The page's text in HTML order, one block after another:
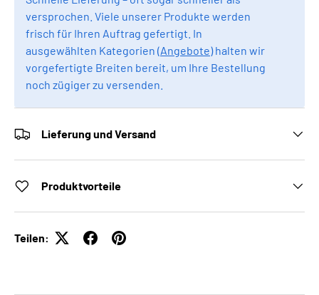
versprochen. Viele unserer Produkte werden
frisch für Ihren Auftrag gefertigt. In
ausgewählten Kategorien (Angebote) halten wir
vorgefertigte Breiten bereit, um Ihre Bestellung
noch zügiger zu versenden.
Lieferung und Versand
Produktvorteile
Teilen: